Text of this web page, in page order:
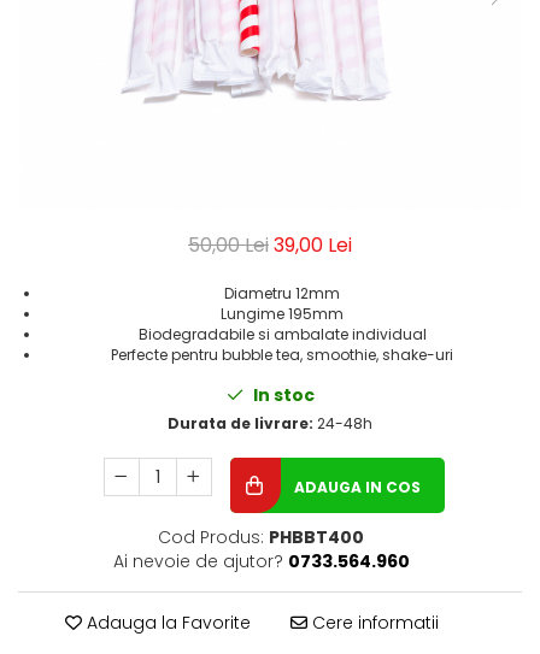
Intretinere masina de spalat
Insecticide si Capcane
50,00 Lei39,00 Lei
Diametru 12mm
Lungime 195mm
Biodegradabile si ambalate individual
Perfecte pentru bubble tea, smoothie, shake-uri
In stoc
Durata de livrare: 24-48h
ADAUGA IN COS
Cod Produs: PHBBT400
Ai nevoie de ajutor? 0733.564.960
Adauga la Favorite Cere informatii